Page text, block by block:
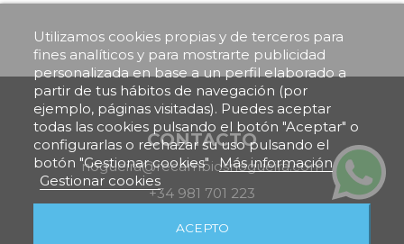
Utilizamos cookies propias y de terceros para
fines analíticos y para mostrarte publicidad
personalizada en base a un perfil elaborado a
partir de tus hábitos de navegación (por
ejemplo, páginas visitadas). Puedes aceptar
todas las cookies pulsando el botón "Aceptar" o
configurarlas o rechazar su uso pulsando el
botón "Gestionar cookies" Más información
Gestionar cookies
ACEPTO
CONTACTO
nogueira@recambiosnogueira.com
+34 981 701 223